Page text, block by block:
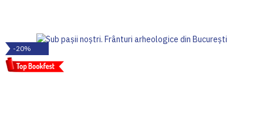
-20%